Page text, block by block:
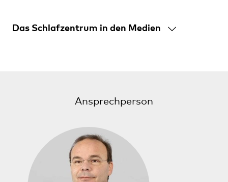
Das Schlafzentrum in den Medien
Ansprechperson